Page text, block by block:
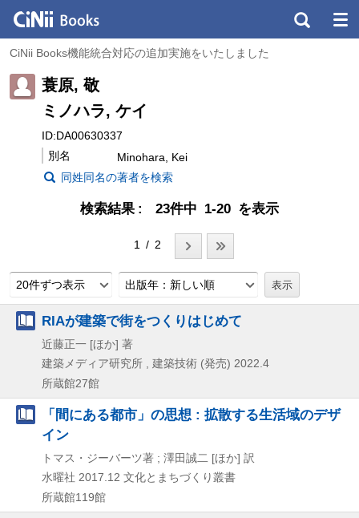
CiNii Books機能統合対応の追加実施をいたしました
蓑原, 敬
ミノハラ, ケイ
ID:DA00630337
別名
Minohara, Kei
同姓同名の著者を検索
検索結果 23件中 1-20 を表示
1 / 2
20件ずつ表示 出版年：新しい順
RIAが建築で街をつくりはじめて
近藤正一 [ほか] 著
建築メディア研究所 , 建築技術 (発売) 2022.4
所蔵館27館
「間にある都市」の思想 : 拡散する生活域のデザ
イン
トマス・ジーバーツ著 ; 澤田誠二 [ほか] 訳
水曜社 2017.12 文化とまちづくり叢書
所蔵館119館